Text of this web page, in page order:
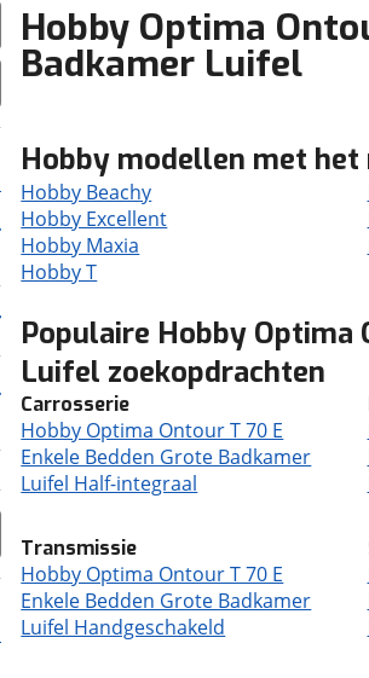
Hobby Optima
Badkamer Luifel
Hobby modellen met het
Hobby Beachy
Hobby Excellent
Hobby Maxia
Hobby T
Populaire Hobby Optima
Luifel zoekopdrachten
Carrosserie
Hobby Optima Ontour T 70 E
Enkele Bedden Grote Badkamer
Luifel Half-integraal
Transmissie
Hobby Optima Ontour T 70 E
Enkele Bedden Grote Badkamer
Luifel Handgeschakeld